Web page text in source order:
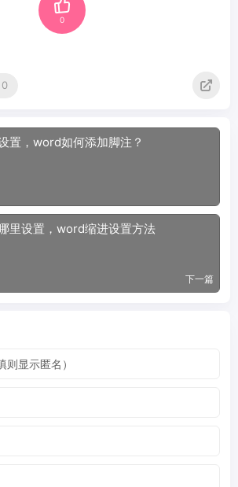
0
0
置，word如何添加脚注？
里设置，word缩进设置方法
下一篇